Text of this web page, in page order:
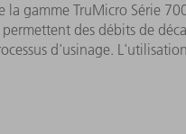
gamme TruMicro Série
des débits de
d'usinage.